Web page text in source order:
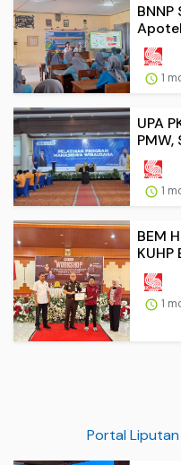
1
UPA
PMW,
1
BEM
KUHP
1
Portal Liputan